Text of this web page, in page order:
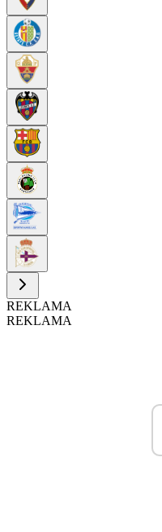
REKLAMA
REKLAMA